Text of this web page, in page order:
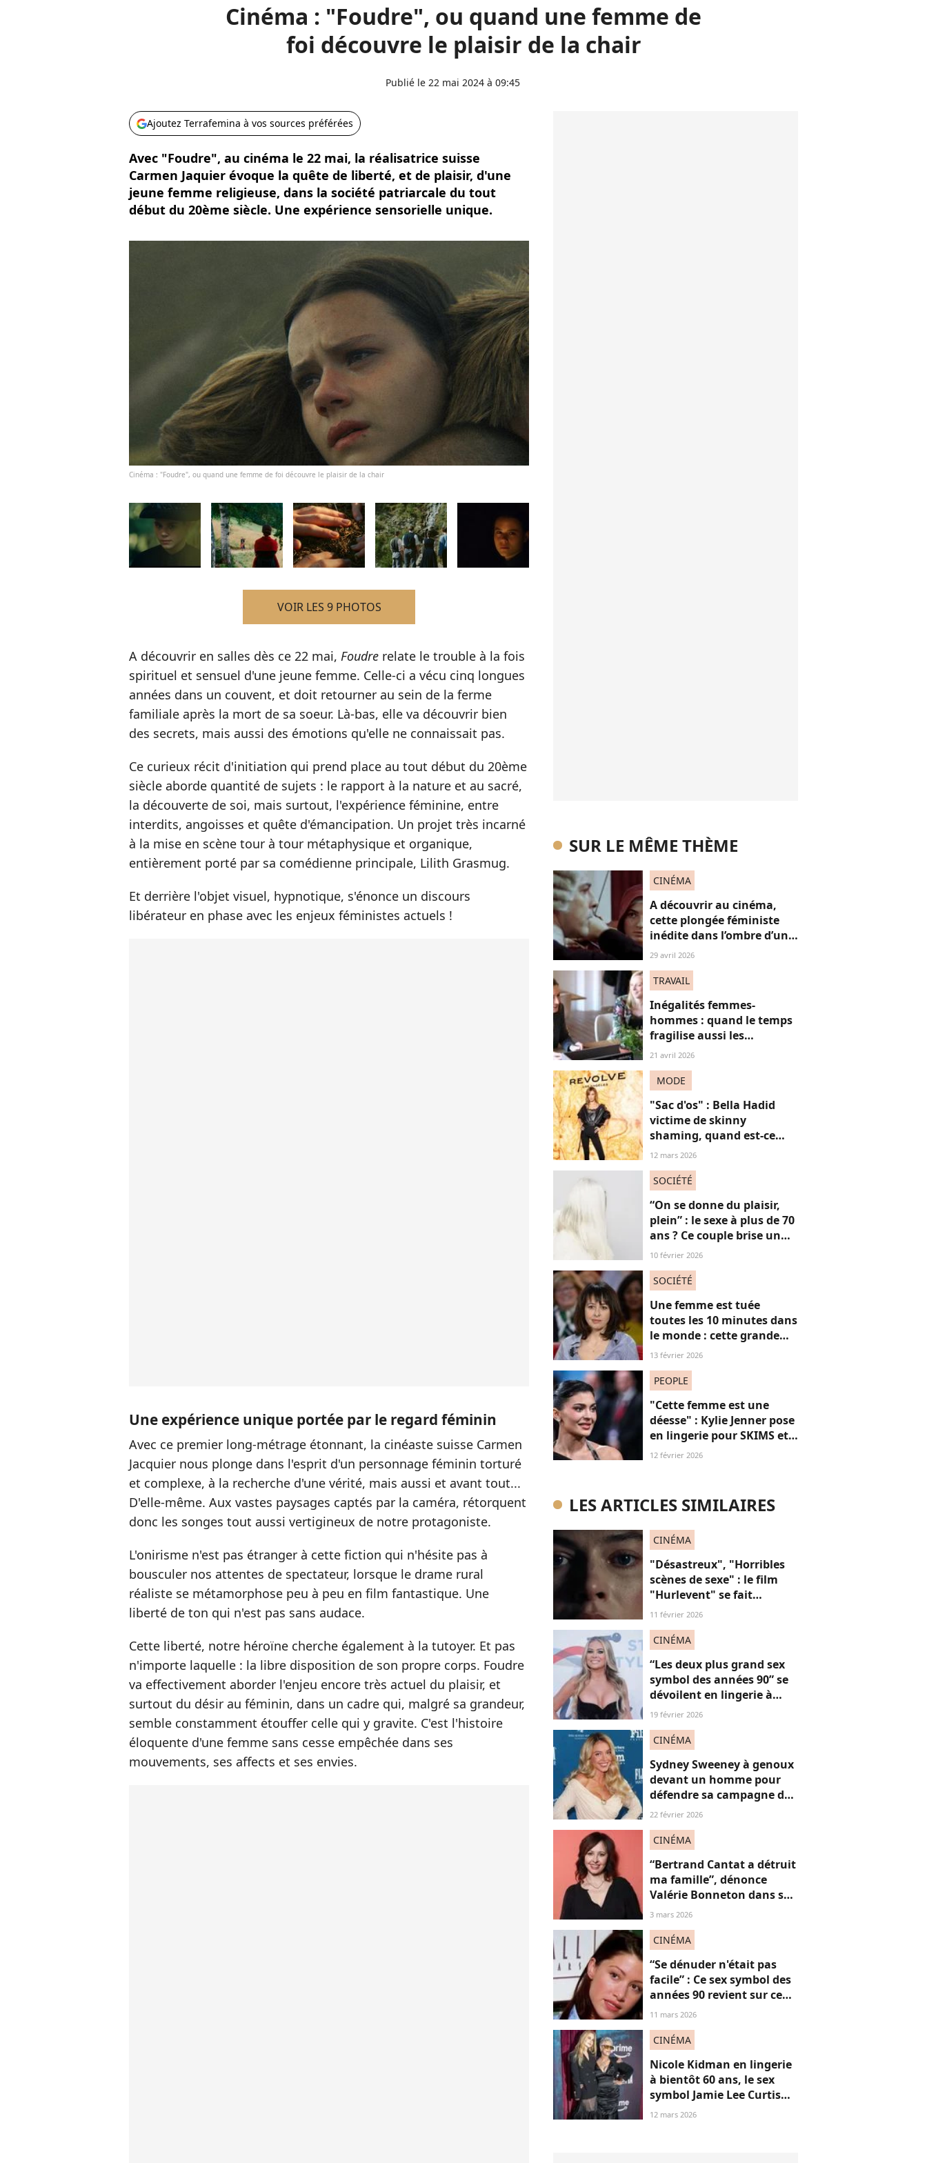
Cinéma : "Foudre", ou quand une femme de
foi découvre le plaisir de la chair
Publié le 22 mai 2024 à 09:45
Ajoutez Terrafemina à vos sources préférées
Avec "Foudre", au cinéma le 22 mai, la réalisatrice suisse
Carmen Jaquier évoque la quête de liberté, et de plaisir, d'une
jeune femme religieuse, dans la société patriarcale du tout
début du 20ème siècle. Une expérience sensorielle unique.
Cinéma : "Foudre", ou quand une femme de foi découvre le plaisir de la chair
VOIR LES 9 PHOTOS
A découvrir en salles dès ce 22 mai, Foudre relate le trouble à la fois
spirituel et sensuel d'une jeune femme. Celle-ci a vécu cinq longues
années dans un couvent, et doit retourner au sein de la ferme
familiale après la mort de sa soeur. Là-bas, elle va découvrir bien
des secrets, mais aussi des émotions qu'elle ne connaissait pas.
Ce curieux récit d'initiation qui prend place au tout début du 20ème
siècle aborde quantité de sujets : le rapport à la nature et au sacré,
la découverte de soi, mais surtout, l'expérience féminine, entre
interdits, angoisses et quête d'émancipation. Un projet très incarné
à la mise en scène tour à tour métaphysique et organique,
entièrement porté par sa comédienne principale, Lilith Grasmug.
Et derrière l'objet visuel, hypnotique, s'énonce un discours
libérateur en phase avec les enjeux féministes actuels !
Une expérience unique portée par le regard féminin
Avec ce premier long-métrage étonnant, la cinéaste suisse Carmen
Jacquier nous plonge dans l'esprit d'un personnage féminin torturé
et complexe, à la recherche d'une vérité, mais aussi et avant tout...
D'elle-même. Aux vastes paysages captés par la caméra, rétorquent
donc les songes tout aussi vertigineux de notre protagoniste.
L'onirisme n'est pas étranger à cette fiction qui n'hésite pas à
bousculer nos attentes de spectateur, lorsque le drame rural
réaliste se métamorphose peu à peu en film fantastique. Une
liberté de ton qui n'est pas sans audace.
Cette liberté, notre héroïne cherche également à la tutoyer. Et pas
n'importe laquelle : la libre disposition de son propre corps. Foudre
va effectivement aborder l'enjeu encore très actuel du plaisir, et
surtout du désir au féminin, dans un cadre qui, malgré sa grandeur,
semble constamment étouffer celle qui y gravite. C'est l'histoire
éloquente d'une femme sans cesse empêchée dans ses
mouvements, ses affects et ses envies.
SUR LE MÊME THÈME
CINÉMA
A découvrir au cinéma,
cette plongée féministe
inédite dans l’ombre d’un
génie absolu de la
29 avril 2026
TRAVAIL
Inégalités femmes-
hommes : quand le temps
fragilise aussi les
trajectoires financières
21 avril 2026
MODE
"Sac d'os" : Bella Hadid
victime de skinny
shaming, quand est-ce
qu’on arrête de trouver les
12 mars 2026
SOCIÉTÉ
“On se donne du plaisir,
plein” : le sexe à plus de 70
ans ? Ce couple brise un
non-dit sur ces images
10 février 2026
SOCIÉTÉ
Une femme est tuée
toutes les 10 minutes dans
le monde : cette grande
actrice et amie de Marie
fléau des féminicides
13 février 2026
PEOPLE
"Cette femme est une
déesse" : Kylie Jenner pose
en lingerie pour SKIMS et
subjugue les internautes
12 février 2026
LES ARTICLES SIMILAIRES
CINÉMA
"Désastreux", "Horribles
scènes de sexe" : le film
"Hurlevent" se fait
détruire par la presse, et si
sexistes ?
11 février 2026
CINÉMA
“Les deux plus grand sex
symbol des années 90” se
dévoilent en lingerie à
plus de 50 ans, face au
19 février 2026
CINÉMA
Sydney Sweeney à genoux
devant un homme pour
défendre sa campagne de
lingerie : on en a marre ou
22 février 2026
CINÉMA
“Bertrand Cantat a détruit
ma famille”, dénonce
Valérie Bonneton dans son
hommage à Marie
féminicide
3 mars 2026
CINÉMA
“Se dénuder n'était pas
facile” : Ce sex symbol des
années 90 revient sur ce
célèbre strip tease qui l’a
dérangeant à revoir
11 mars 2026
CINÉMA
Nicole Kidman en lingerie
à bientôt 60 ans, le sex
symbol Jamie Lee Curtis
applaudit “son audace”
12 mars 2026